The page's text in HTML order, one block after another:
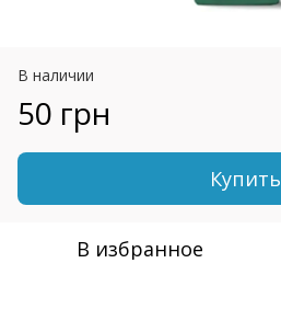
В наличии
50 грн
Купить
В избранное